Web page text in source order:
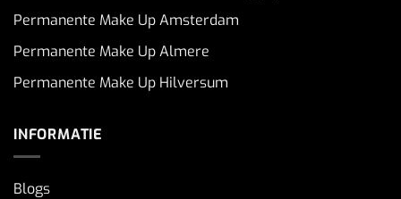
Permanente Make Up Amsterdam
Permanente Make Up Almere
Permanente Make Up Hilversum
INFORMATIE
Blogs